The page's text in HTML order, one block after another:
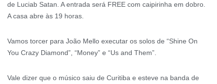
de Luciab Satan. A entrada será FREE com caipirinha em dobro.
A casa abre às 19 horas.
Vamos torcer para João Mello executar os solos de “Shine On
You Crazy Diamond”, “Money” e “Us and Them”.
Vale dizer que o músico saiu de Curitiba e esteve na banda de